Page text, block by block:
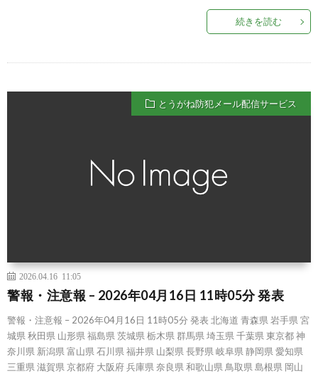
続きを読む
とうがね防犯メール配信サービス
2026.04.16 11:05
警報・注意報 – 2026年04月16日 11時05分 発表
警報・注意報 – 2026年04月16日 11時05分 発表 北海道 青森県 岩手県 宮
城県 秋田県 山形県 福島県 茨城県 栃木県 群馬県 埼玉県 千葉県 東京都 神
奈川県 新潟県 富山県 石川県 福井県 山梨県 長野県 岐阜県 静岡県 愛知県
三重県 滋賀県 京都府 大阪府 兵庫県 奈良県 和歌山県 鳥取県 島根県 岡山